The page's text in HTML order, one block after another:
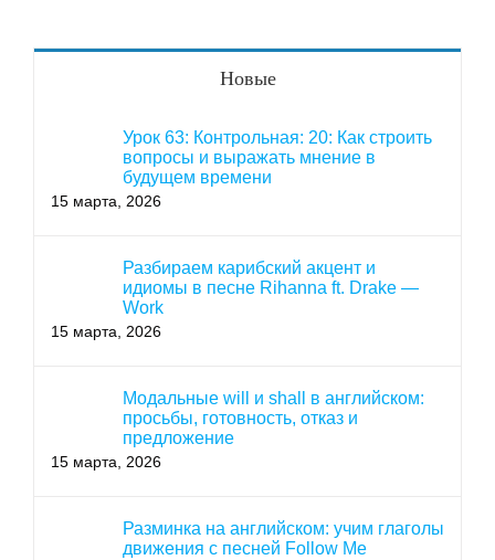
Новые
Урок 63: Контрольная: 20: Как строить
вопросы и выражать мнение в
будущем времени
15 марта, 2026
Разбираем карибский акцент и
идиомы в песне Rihanna ft. Drake —
Work
15 марта, 2026
Модальные will и shall в английском:
просьбы, готовность, отказ и
предложение
15 марта, 2026
Разминка на английском: учим глаголы
движения с песней Follow Me